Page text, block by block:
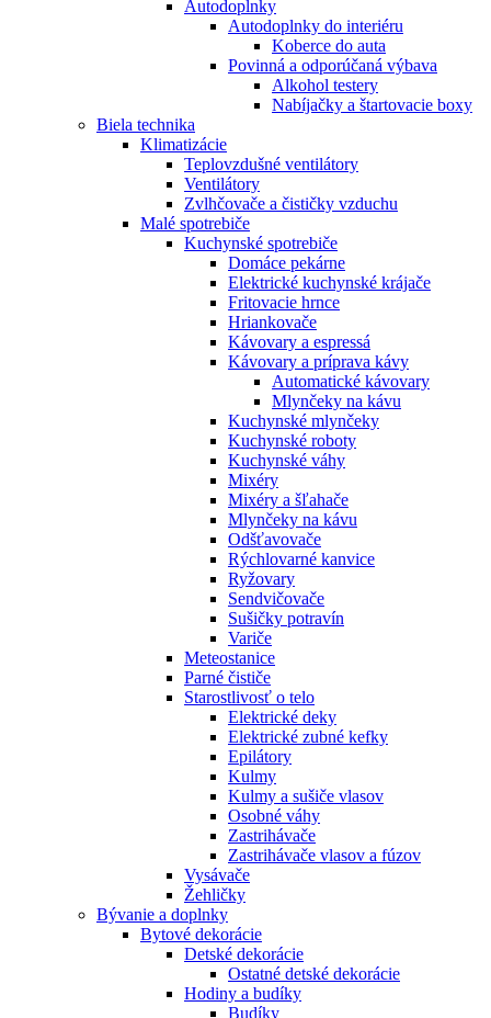
Autodoplnky
Autodoplnky do interiéru
Koberce do auta
Povinná a odporúčaná výbava
Alkohol testery
Nabíjačky a štartovacie boxy
Biela technika
Klimatizácie
Teplovzdušné ventilátory
Ventilátory
Zvlhčovače a čističky vzduchu
Malé spotrebiče
Kuchynské spotrebiče
Domáce pekárne
Elektrické kuchynské krájače
Fritovacie hrnce
Hriankovače
Kávovary a espressá
Kávovary a príprava kávy
Automatické kávovary
Mlynčeky na kávu
Kuchynské mlynčeky
Kuchynské roboty
Kuchynské váhy
Mixéry
Mixéry a šľahače
Mlynčeky na kávu
Odšťavovače
Rýchlovarné kanvice
Ryžovary
Sendvičovače
Sušičky potravín
Variče
Meteostanice
Parné čističe
Starostlivosť o telo
Elektrické deky
Elektrické zubné kefky
Epilátory
Kulmy
Kulmy a sušiče vlasov
Osobné váhy
Zastrihávače
Zastrihávače vlasov a fúzov
Vysávače
Žehličky
Bývanie a doplnky
Bytové dekorácie
Detské dekorácie
Ostatné detské dekorácie
Hodiny a budíky
Budíky